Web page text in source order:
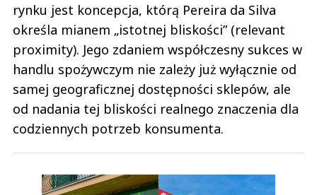
rynku jest koncepcja, którą Pereira da Silva
określa mianem „istotnej bliskości” (relevant
proximity). Jego zdaniem współczesny sukces w
handlu spożywczym nie zależy już wyłącznie od
samej geograficznej dostępności sklepów, ale
od nadania tej bliskości realnego znaczenia dla
codziennych potrzeb konsumenta.